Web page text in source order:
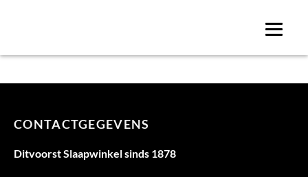
CONTACTGEGEVENS
Ditvoorst Slaapwinkel sinds 1878